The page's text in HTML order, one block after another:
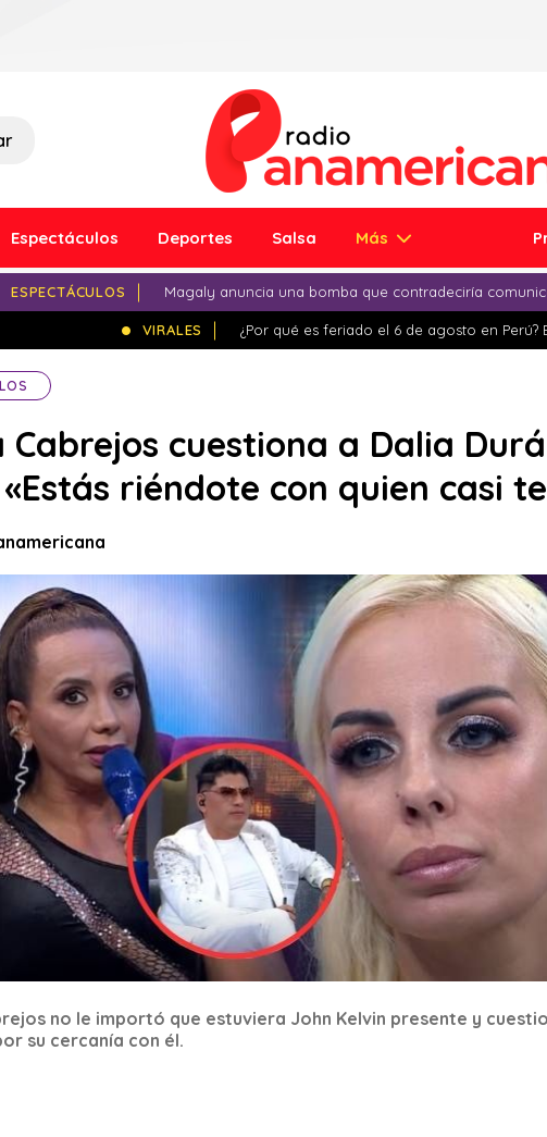
Espectáculos Deportes Salsa Más
ESPECTÁCULOS Magaly anuncia una bomba que contradeciría
VIRALES ¿Por qué es feriado el 6 de agosto en Perú?
Cabrejos cuestiona a Dalia
«Estás riéndote con quien casi
no le importó que estuviera John Kelvin presente y
su cercanía con él.